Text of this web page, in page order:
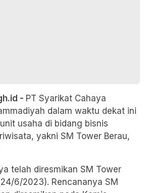
- PT Syarikat Cahaya
dalam waktu dekat ini
usaha di bidang bisnis
yakni SM Tower Berau,
telah diresmikan SM Tower
6/2023). Rencananya SM